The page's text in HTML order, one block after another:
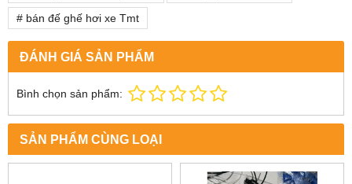
# bán đế ghế hơi xe Tmt
ĐÁNH GIÁ SẢN PHẨM
Bình chọn sản phẩm:
SẢN PHẨM CÙNG LOẠI